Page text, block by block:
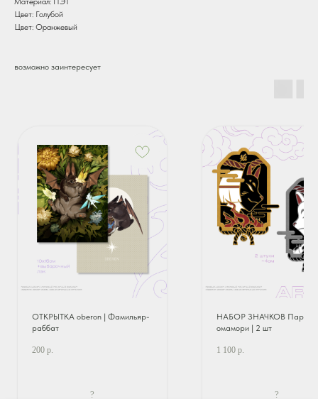
Цвет: Голубой
Цвет: Оранжевый
возможно заинтересует
ОТКРЫТКА oberon | Фамильяр-
раббат
200 р.
?
НАБОР ЗНАЧКОВ Парные
омамори | 2 шт
1 100 р.
?